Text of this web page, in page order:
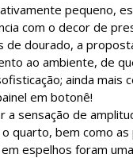
pequeno,
com o decor de
de dourado, a
ao ambiente, de
ainda mais
em botonê!
a sensação de
quarto, bem como
espelhos foram